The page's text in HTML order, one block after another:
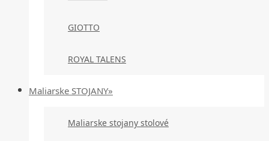
GIOTTO
ROYAL TALENS
Maliarske STOJANY»
Maliarske stojany stolové